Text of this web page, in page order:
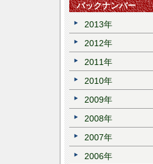
バックナンバー
2013年
2012年
2011年
2010年
2009年
2008年
2007年
2006年